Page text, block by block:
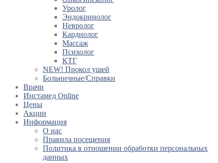
Уролог
Эндокринолог
Невролог
Кардиолог
Массаж
Психолог
КТГ
NEW! Прокол ушей
Больничные/Справки
Врачи
Инстамед Online
Цены
Акции
Информация
О нас
Правила посещения
Политика в отношении обработки персональных
данных